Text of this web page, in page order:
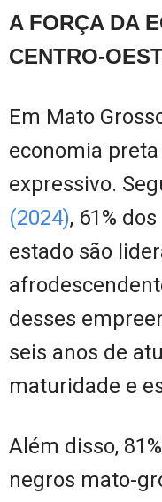
A FORÇA DA
CENTRO-
Em Mato
economia
expressivo.
(2024), 61%
estado são
desses
seis anos de
maturidade e
Além disso,
negros mato-